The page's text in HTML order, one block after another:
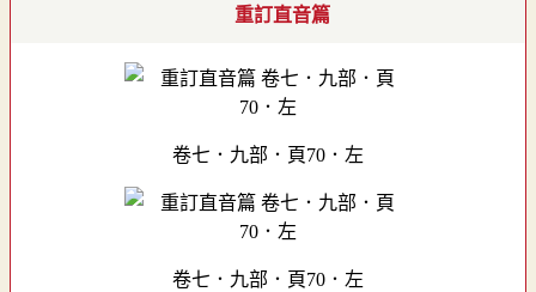
重訂直音篇
卷七．九部．頁70．左
卷七．九部．頁70．左